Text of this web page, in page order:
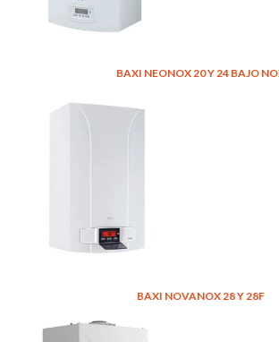
BAXI NEONOX 20 Y 24 BAJO
BAXI NOVANOX 28 Y 28F